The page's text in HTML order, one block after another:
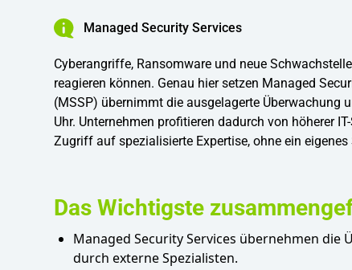
Managed Security Services
Cyberangriffe, Ransomware und neue
reagieren können. Genau hier setzen Managed
(MSSP) übernimmt die ausgelagerte Überwachung
Uhr. Unternehmen profitieren dadurch von höherer
Zugriff auf spezialisierte Expertise, ohne ein
Das Wichtigste
Managed Security Services übernehmen
durch externe Spezialisten.